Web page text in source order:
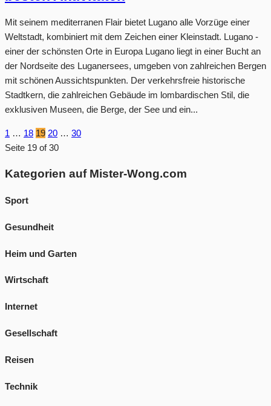
Mit seinem mediterranen Flair bietet Lugano alle Vorzüge einer
Weltstadt, kombiniert mit dem Zeichen einer Kleinstadt. Lugano -
einer der schönsten Orte in Europa Lugano liegt in einer Bucht an
der Nordseite des Luganersees, umgeben von zahlreichen Bergen
mit schönen Aussichtspunkten. Der verkehrsfreie historische
Stadtkern, die zahlreichen Gebäude im lombardischen Stil, die
exklusiven Museen, die Berge, der See und ein...
1 … 18 19 20 … 30
Seite 19 of 30
Kategorien auf Mister-Wong.com
Sport
Gesundheit
Heim und Garten
Wirtschaft
Internet
Gesellschaft
Reisen
Technik